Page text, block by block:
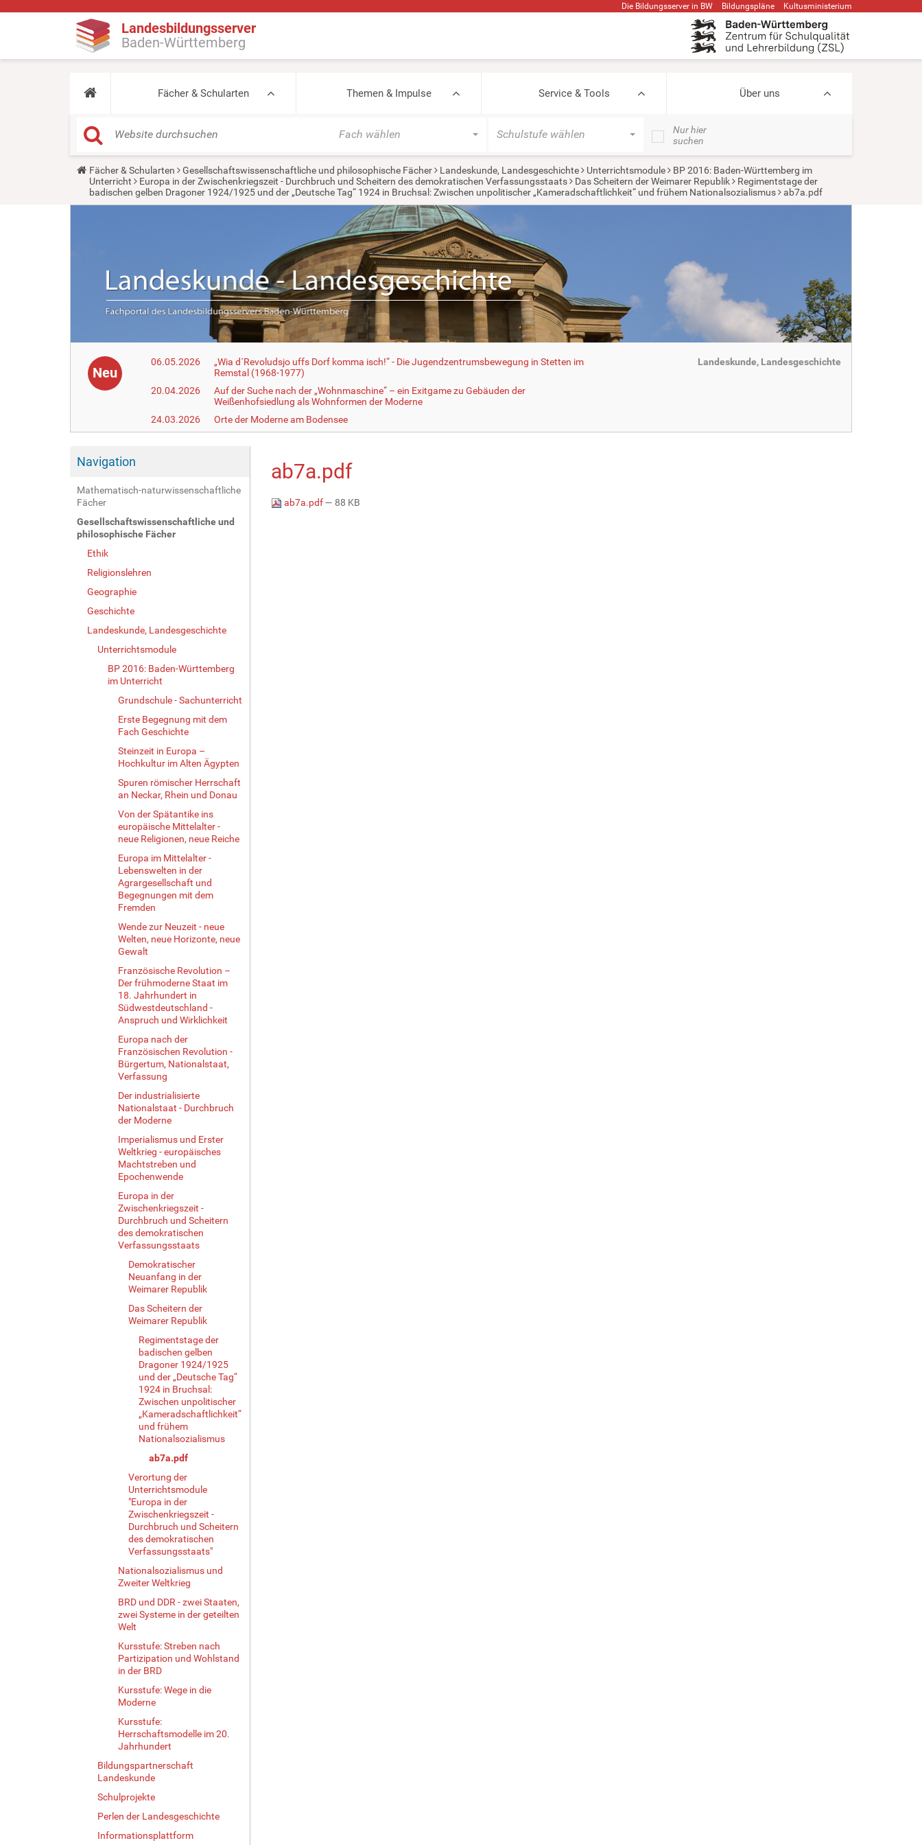
Die Bildungsserver in BW Bildungspläne Kultusministerium
Landesbildungsserver
Baden-Württemberg
Fächer & Schularten Themen & Impulse Service & Tools Über uns
Fach wählen Schulstufe wählen
Nur hier
suchen
Y
a
Fächer & Schularten Gesellschaftswissenschaftliche und philosophische Fächer Landeskunde, Landesgeschichte Unterrichtsmodule
BP 2016: Baden-Württemberg im
Unterricht
Europa in der Zwischenkriegszeit - Durchbruch und Scheitern des demokratischen Verfassungsstaats Das Scheitern der Weimarer Republik
Regimentstage der
badischen gelben Dragoner 1924/1925 und der „Deutsche Tag“ 1924 in Bruchsal: Zwischen unpolitischer „Kameradschaftlichkeit“ und frühem Nationalsozialismus
ab7a.pdf
Neu
06.05.2026
„Wia d´Revoludsjo uffs Dorf komma isch!“ - Die Jugendzentrumsbewegung in Stetten im
Remstal (1968-1977)
20.04.2026
Auf der Suche nach der „Wohnmaschine“ – ein Exitgame zu Gebäuden der
Weißenhofsiedlung als Wohnformen der Moderne
24.03.2026
Orte der Moderne am Bodensee
Landeskunde, Landesgeschichte
Navigation
Mathematisch-naturwissenschaftliche
Fächer
Gesellschaftswissenschaftliche und
philosophische Fächer
Ethik
Religionslehren
Geographie
Geschichte
Landeskunde, Landesgeschichte
Unterrichtsmodule
BP 2016: Baden-Württemberg
im Unterricht
Grundschule - Sachunterricht
Erste Begegnung mit dem
Fach Geschichte
Steinzeit in Europa –
Hochkultur im Alten Ägypten
Spuren römischer Herrschaft
an Neckar, Rhein und Donau
Von der Spätantike ins
europäische Mittelalter -
neue Religionen, neue Reiche
Europa im Mittelalter -
Lebenswelten in der
Agrargesellschaft und
Begegnungen mit dem
Fremden
Wende zur Neuzeit - neue
Welten, neue Horizonte, neue
Gewalt
Französische Revolution –
Der frühmoderne Staat im
18. Jahrhundert in
Südwestdeutschland -
Anspruch und Wirklichkeit
Europa nach der
Französischen Revolution -
Bürgertum, Nationalstaat,
Verfassung
Der industrialisierte
Nationalstaat - Durchbruch
der Moderne
Imperialismus und Erster
Weltkrieg - europäisches
Machtstreben und
Epochenwende
Europa in der
Zwischenkriegszeit -
Durchbruch und Scheitern
des demokratischen
Verfassungsstaats
Demokratischer
Neuanfang in der
Weimarer Republik
Das Scheitern der
Weimarer Republik
Regimentstage der
badischen gelben
Dragoner 1924/1925
und der „Deutsche Tag“
1924 in Bruchsal:
Zwischen unpolitischer
„Kameradschaftlichkeit“
und frühem
Nationalsozialismus
ab7a.pdf
Verortung der
Unterrichtsmodule
"Europa in der
Zwischenkriegszeit -
Durchbruch und Scheitern
des demokratischen
Verfassungsstaats"
Nationalsozialismus und
Zweiter Weltkrieg
BRD und DDR - zwei Staaten,
zwei Systeme in der geteilten
Welt
Kursstufe: Streben nach
Partizipation und Wohlstand
in der BRD
Kursstufe: Wege in die
Moderne
Kursstufe:
Herrschaftsmodelle im 20.
Jahrhundert
Bildungspartnerschaft
Landeskunde
Schulprojekte
Perlen der Landesgeschichte
Informationsplattform
ab7a.pdf
ab7a.pdf— 88 KB